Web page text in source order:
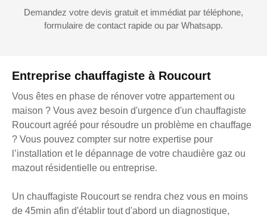
Entreprise chauffagiste à Roucourt
Vous êtes en phase de rénover votre appartement ou
maison ? Vous avez besoin d'urgence d'un chauffagiste
Roucourt agréé pour résoudre un problème en chauffage
? Vous pouvez compter sur notre expertise pour
l’installation et le dépannage de votre chaudière gaz ou
mazout résidentielle ou entreprise.
Un chauffagiste Roucourt se rendra chez vous en moins
de 45min afin d'établir tout d'abord un diagnostique,
Demandez votre devis gratuit et immédiat par téléphone,
formulaire de contact rapide ou par Whatsapp.